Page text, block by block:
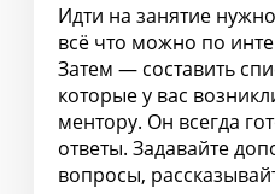
Идти на занятие
всё что можно по
Затем — составить
которые у вас
ментору. Он всегда
ответы. Задавайте
вопросы,